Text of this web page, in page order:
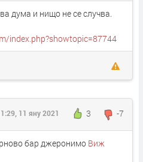
дума и нищо не се случва.
index.php?showtopic=87744
3 -7
11 яну 2021
бар джеронимо Виж